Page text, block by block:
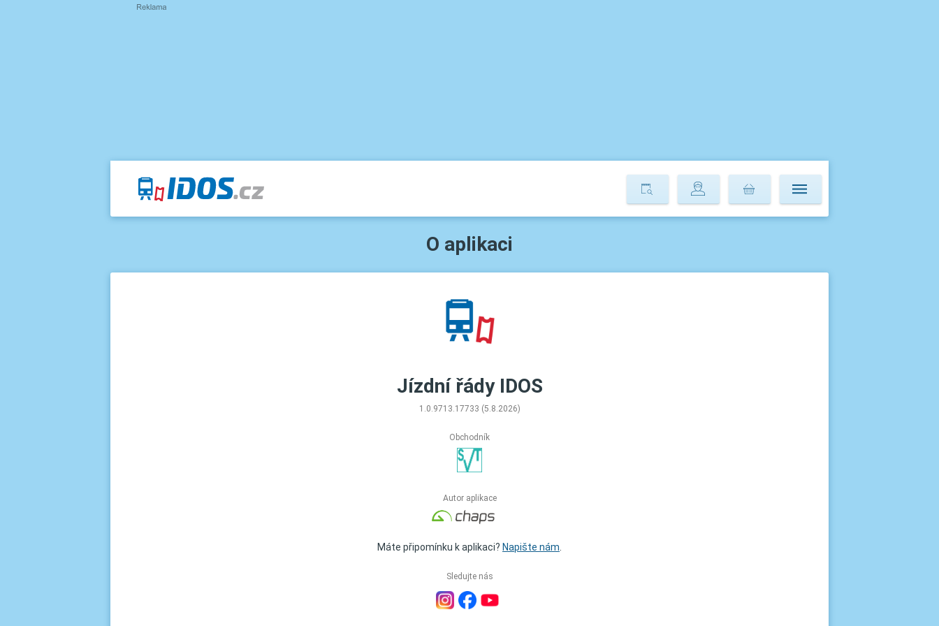
O aplikaci
Jízdní řády IDOS
1.0.9713.17733 (5.8.2026)
Obchodník
Autor aplikace
Máte připomínku k aplikaci? Napište nám
Sledujte nás